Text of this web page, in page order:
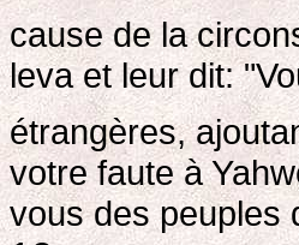
cause de la
leva et leur dit:
étrangères,
votre faute à
vous des peuples